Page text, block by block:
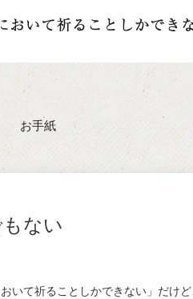
お手紙
ない
いて祈ることしかできない」だけ